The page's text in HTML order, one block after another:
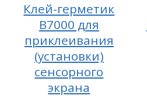
Клей-герметик
B7000 для
приклеивания
(установки)
сенсорного
экрана